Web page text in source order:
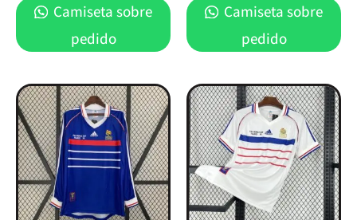
Camiseta sobre
pedido
Camiseta sobre
pedido